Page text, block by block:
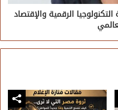
الرقمية والإقتصاد